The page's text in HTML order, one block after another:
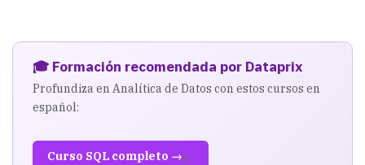
🎓 Formación recomendada por Dataprix
Profundiza en Analítica de Datos con estos cursos en
español:
Curso SQL completo →